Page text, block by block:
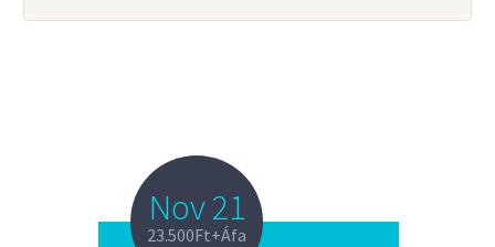
Nov 21
23.500Ft+Áfa